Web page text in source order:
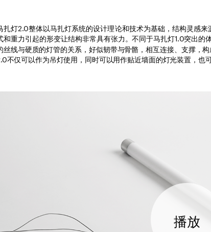
扎灯2.0整体以马扎灯系统的设计理论和技术为基础，结构灵感
和重力引起的形变让结构非常具有张力。不同于马扎灯1.0突出
丝线与硬质的灯管的关系，好似韧带与骨骼，相互连接、支撑，
不仅可以作为吊灯使用，同时可以用作贴近墙面的灯光装置，也